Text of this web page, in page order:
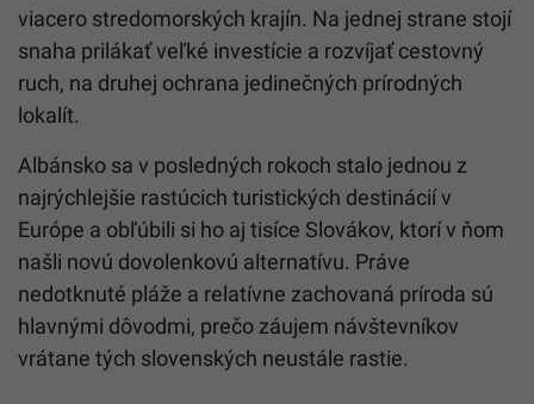
viacero stredomorských krajín. Na jednej strane stojí
snaha prilákať veľké investície a rozvíjať cestovný
ruch, na druhej ochrana jedinečných prírodných
lokalít.
Albánsko sa v posledných rokoch stalo jednou z
najrýchlejšie rastúcich turistických destinácií v
Európe a obľúbili si ho aj tisíce Slovákov, ktorí v ňom
našli novú dovolenkovú alternatívu. Práve
nedotknuté pláže a relatívne zachovaná príroda sú
hlavnými dôvodmi, prečo záujem návštevníkov
vrátane tých slovenských neustále rastie.